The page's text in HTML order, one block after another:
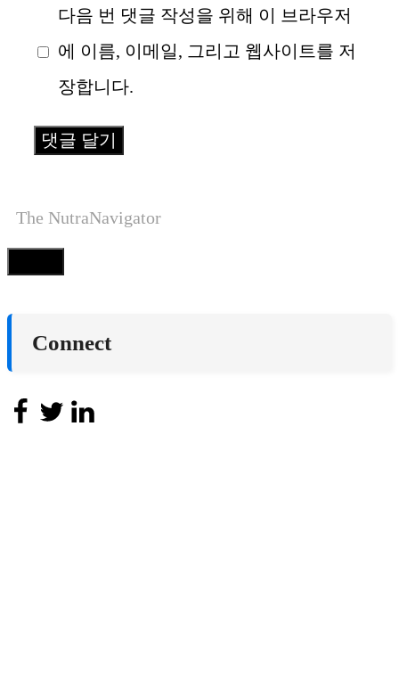
이
다음 번 댓글 작성을 위해 이 브라우저
에 이름, 이메일, 그리고 웹사이트를 저
장합니다.
The NutraNavigator
Close
Connect